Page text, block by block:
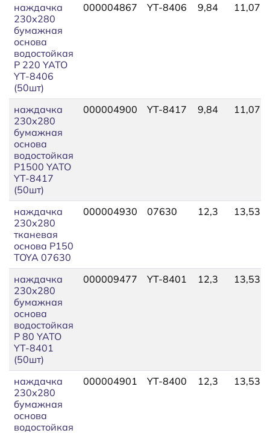
наждачка
230х280
бумажная
основа
водостойкая
P 220 YATO
YT-8406
(50шт)
000004867 YT-8406 9,84 11,07
наждачка
230х280
бумажная
основа
водостойкая
P1500 YATO
YT-8417
(50шт)
000004900 YT-8417 9,84 11,07
наждачка
230х280
тканевая
основа P150
TOYA 07630
000004930 07630 12,3 13,53
наждачка
230х280
бумажная
основа
водостойкая
P 80 YATO
YT-8401
(50шт)
000009477 YT-8401 12,3 13,53
наждачка
230х280
бумажная
основа
водостойкая
000004901 YT-8400 12,3 13,53